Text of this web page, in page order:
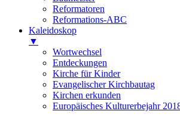
Reformatoren
Reformations-ABC
Kaleidoskop
▼
Wortwechsel
Entdeckungen
Kirche für Kinder
Evangelischer Kirchbautag
Kirchen erkunden
Europäisches Kulturerbejahr